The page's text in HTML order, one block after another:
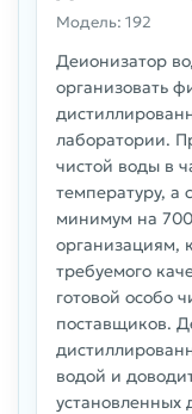
Модель: 192
Деионизатор
организовать
лаборатории.
чистой воды в
температуру, а
минимум на
организациям,
требуемого
готовой особо
поставщиков.
водой и
установленных